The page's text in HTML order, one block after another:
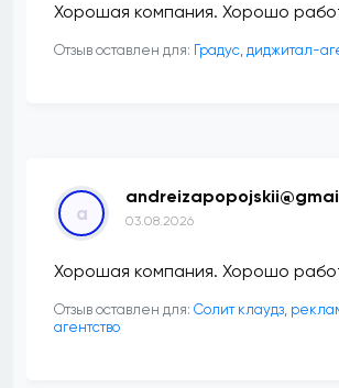
Хорошая компания. Хорошо
Отзыв оставлен для: ​Градус, диджитал-
a 03.08.2026
Хорошая компания. Хорошо
Отзыв оставлен для: Солит клаудз,
агентство